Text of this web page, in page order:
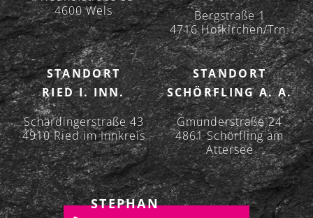
A
T
I
O
N
4600 Wels
Bergstraße 1
4716 Hofkirchen/Trn.
STANDORT
RIED I. INN.
Schärdingerstraße 43
4910 Ried im Innkreis
STANDORT
SCHÖRFLING A. A.
Gmunderstraße 24
4861 Schörfling am
Attersee
STEPHAN